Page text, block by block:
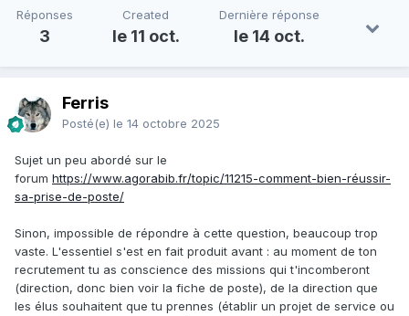
Réponses
3
Created
le 11 oct.
Dernière réponse
le 14 oct.
Ferris
Posté(e) le 14 octobre 2025
Sujet un peu abordé sur le
forum https://www.agorabib.fr/topic/11215-comment-bien-réussir-
sa-prise-de-poste/
Sinon, impossible de répondre à cette question, beaucoup trop
vaste. L'essentiel s'est en fait produit avant : au moment de ton
recrutement tu as conscience des missions qui t'incomberont
(direction, donc bien voir la fiche de poste), de la direction que
les élus souhaitent que tu prennes (établir un projet de service ou